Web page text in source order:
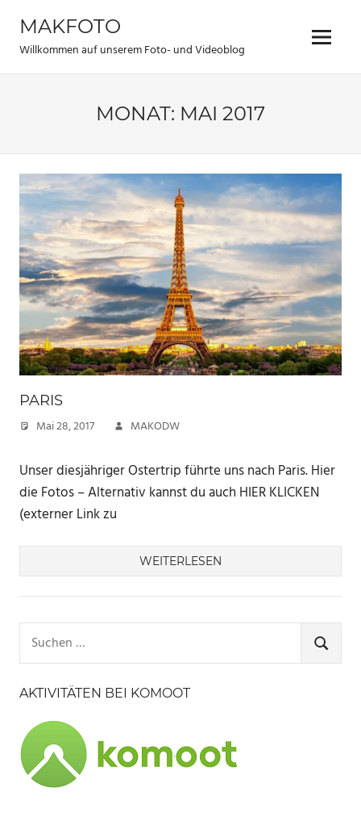
Inhalt
springen
MAKFOTO
Willkommen auf unserem Foto- und Videoblog Menü
MONAT: MAI 2017
PARIS
Mai 28, 2017 MAKODW
Unser diesjähriger Ostertrip führte uns nach Paris. Hier
die Fotos – Alternativ kannst du auch HIER KLICKEN
(externer Link zu
WEITERLESEN
nach:
SUCHEN
AKTIVITÄTEN BEI KOMOOT